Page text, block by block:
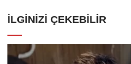
İLGINIZI ÇEKEBILIR